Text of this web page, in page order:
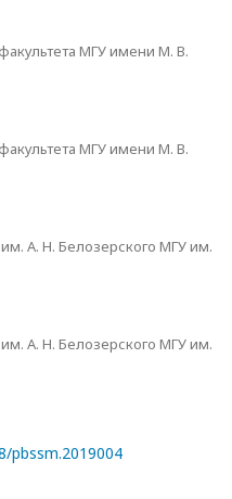
МГУ имени М. В.
МГУ имени М. В.
А. Н. Белозерского МГУ им.
А. Н. Белозерского МГУ им.
pbssm.2019004